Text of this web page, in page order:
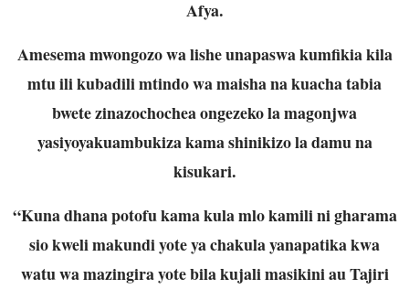
Afya.
Amesema mwongozo wa lishe unapaswa kumfikia kila
mtu ili kubadili mtindo wa maisha na kuacha tabia
bwete zinazochochea ongezeko la magonjwa
yasiyoyakuambukiza kama shinikizo la damu na
kisukari.
“Kuna dhana potofu kama kula mlo kamili ni gharama
sio kweli makundi yote ya chakula yanapatika kwa
watu wa mazingira yote bila kujali masikini au Tajiri